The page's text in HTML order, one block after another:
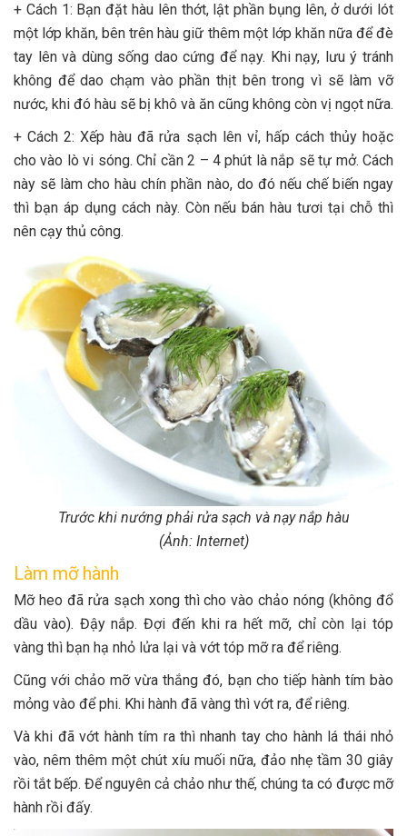
+ Cách 1: Bạn đặt hàu lên thớt, lật phần bụng lên, ở dưới lót
một lớp khăn, bên trên hàu giữ thêm một lớp khăn nữa để đè
tay lên và dùng sống dao cứng để nạy. Khi nạy, lưu ý tránh
không để dao chạm vào phần thịt bên trong vì sẽ làm vỡ
nước, khi đó hàu sẽ bị khô và ăn cũng không còn vị ngọt nữa.
+ Cách 2: Xếp hàu đã rửa sạch lên vỉ, hấp cách thủy hoặc
cho vào lò vi sóng. Chỉ cần 2 – 4 phút là nắp sẽ tự mở. Cách
này sẽ làm cho hàu chín phần nào, do đó nếu chế biến ngay
thì bạn áp dụng cách này. Còn nếu bán hàu tươi tại chỗ thì
nên cạy thủ công.
Trước khi nướng phải rửa sạch và nạy nắp hàu
(Ảnh: Internet)
Làm mỡ hành
Mỡ heo đã rửa sạch xong thì cho vào chảo nóng (không đổ
dầu vào). Đậy nắp. Đợi đến khi ra hết mỡ, chỉ còn lại tóp
vàng thì bạn hạ nhỏ lửa lại và vớt tóp mỡ ra để riêng.
Cũng với chảo mỡ vừa thắng đó, bạn cho tiếp hành tím bào
mỏng vào để phi. Khi hành đã vàng thì vớt ra, để riêng.
Và khi đã vớt hành tím ra thì nhanh tay cho hành lá thái nhỏ
vào, nêm thêm một chút xíu muối nữa, đảo nhẹ tầm 30 giây
rồi tắt bếp. Để nguyên cả chảo như thế, chúng ta có được mỡ
hành rồi đấy.